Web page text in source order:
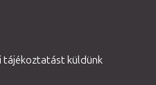
tájékoztatást küldünk